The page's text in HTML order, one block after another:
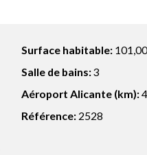
Surface habitable:
Salle de bains:3
Aéroport Alicante (km):
Référence: 2528